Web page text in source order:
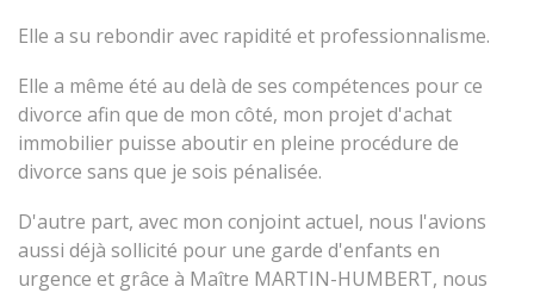
Elle a su rebondir avec rapidité et professionnalisme.
Elle a même été au delà de ses compétences pour ce
divorce afin que de mon côté, mon projet d'achat
immobilier puisse aboutir en pleine procédure de
divorce sans que je sois pénalisée.
D'autre part, avec mon conjoint actuel, nous l'avions
aussi déjà sollicité pour une garde d'enfants en
urgence et grâce à Maître MARTIN-HUMBERT, nous